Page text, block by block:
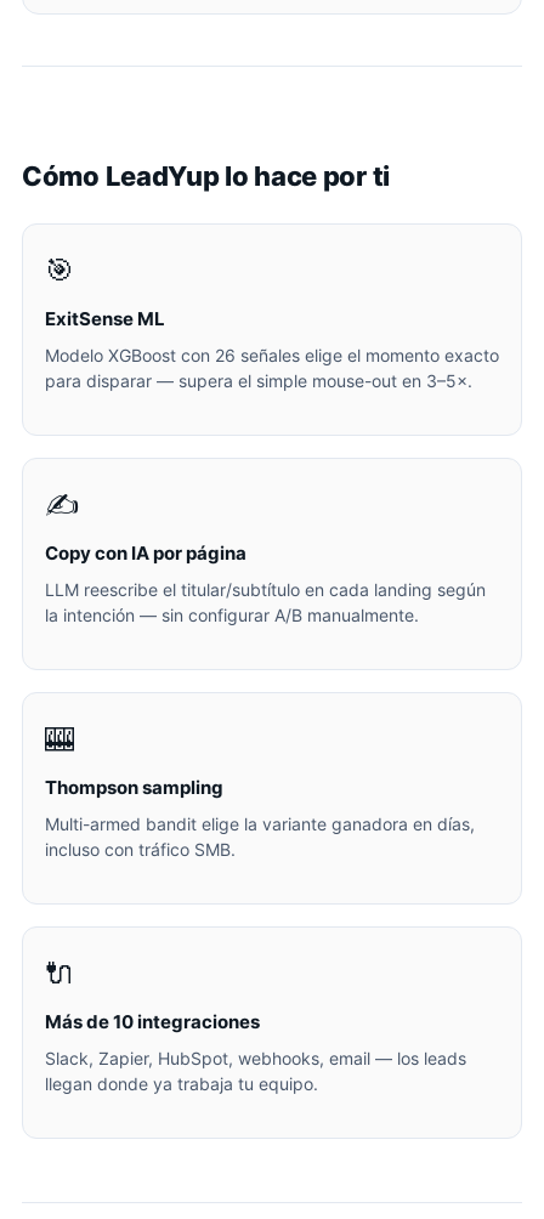
Cómo LeadYup lo hace por ti
🎯
ExitSense ML
Modelo XGBoost con 26 señales elige el momento exacto
para disparar — supera el simple mouse-out en 3–5×.
✍️
Copy con IA por página
LLM reescribe el titular/subtítulo en cada landing según
la intención — sin configurar A/B manualmente.
🎰
Thompson sampling
Multi-armed bandit elige la variante ganadora en días,
incluso con tráfico SMB.
🔌
Más de 10 integraciones
Slack, Zapier, HubSpot, webhooks, email — los leads
llegan donde ya trabaja tu equipo.